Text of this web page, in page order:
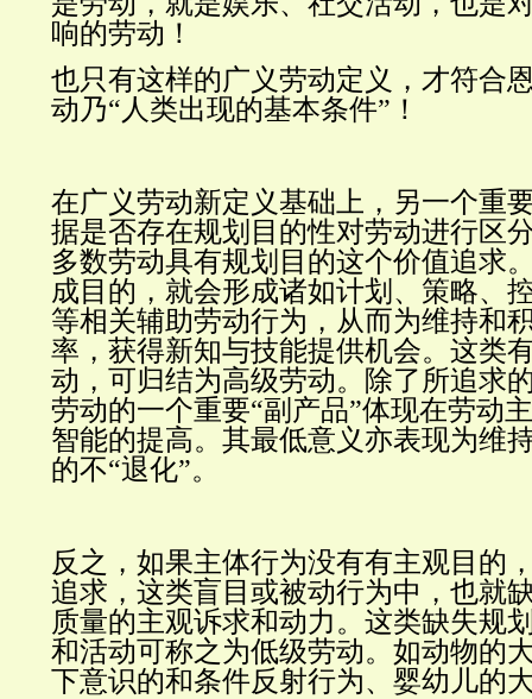
响的劳动！
也只有这样的广义劳动定义，才符合
动乃“人类出现的基本条件”！
在广义劳动新定义基础上，另一个重
据是否存在规划目的性对劳动进行区
多数劳动具有规划目的这个价值追求
成目的，就会形成诸如计划、策略、
等相关辅助劳动行为，从而为维持和
率，获得新知与技能提供机会。这类
动，可归结为高级劳动。除了所追求
劳动的一个重要“副产品”体现在劳动
智能的提高。其最低意义亦表现为维
的不“退化”。
反之，如果主体行为没有有主观目的
追求，这类盲目或被动行为中，也就
质量的主观诉求和动力。这类缺失规
和活动可称之为低级劳动。如动物的
下意识的和条件反射行为、婴幼儿的